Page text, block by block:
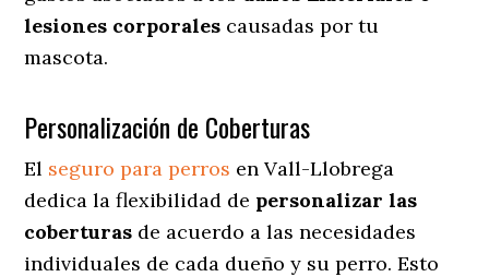
lesiones corporales causadas por tu
mascota.
Personalización de Coberturas
El seguro para perros en Vall-Llobrega
dedica la flexibilidad de personalizar las
coberturas de acuerdo a las necesidades
individuales de cada dueño y su perro. Esto